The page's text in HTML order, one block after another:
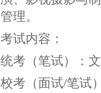
管理。
考试内容：
统考（笔试）：
校考（面试/笔试